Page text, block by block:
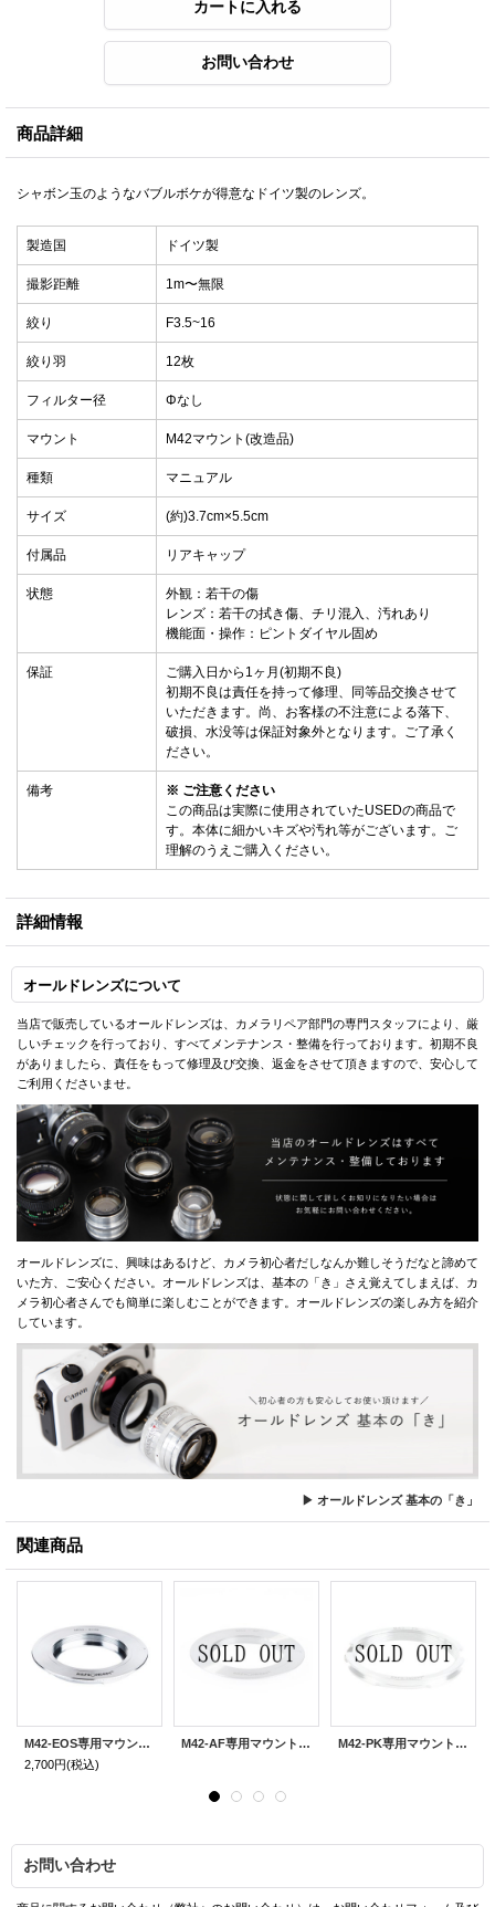
商品詳細
シャボン玉のようなバブルボケが得意なドイツ製のレンズ。
製造国 ドイツ製
撮影距離 1m〜無限
絞り F3.5~16
絞り羽 12枚
フィルター径 Φなし
マウント M42マウント(改造品)
種類 マニュアル
サイズ (約)3.7cm×5.5cm
付属品 リアキャップ
状態
外観：若干の傷
レンズ：若干の拭き傷、チリ混入、汚れあり
機能面・操作：ピントダイヤル固め
保証
ご購入日から1ヶ月(初期不良)
初期不良は責任を持って修理、同等品交換させて
いただきます。尚、お客様の不注意による落下、
破損、水没等は保証対象外となります。ご了承く
ださい。
備考
※ ご注意ください
この商品は実際に使用されていたUSEDの商品で
す。本体に細かいキズや汚れ等がございます。ご
理解のうえご購入ください。
詳細情報
オールドレンズについて
当店で販売しているオールドレンズは、カメラリペア部門の専門スタッフにより、厳
しいチェックを行っており、すべてメンテナンス・整備を行っております。初期不良
がありましたら、責任をもって修理及び交換、返金をさせて頂きますので、安心して
ご利用くださいませ。
オールドレンズに、興味はあるけど、カメラ初心者だしなんか難しそうだなと諦めて
いた方、ご安心ください。オールドレンズは、基本の「き」さえ覚えてしまえば、カ
メラ初心者さんでも簡単に楽しむことができます。オールドレンズの楽しみ方を紹介
しています。
▶ オールドレンズ 基本の「き」
関連商品
M42-EOS専用マウントアダプター
2,700円(税込)
M42-AF専用マウントアダプター M42-PK専用マウントアダプター
お問い合わせ